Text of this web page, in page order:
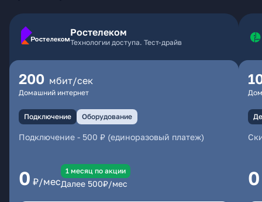
Ростелеком
Технологии доступа. Тест-драйв
200 мбит/сек
Домашний интернет
Подключение Оборудование
Подключение - 500 ₽ (единоразовый платеж)
0 ₽/мес
1 месяц по акции
Далее 500₽/мес 0